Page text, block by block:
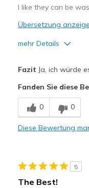
Sizing
I like they can be
Übersetzung
mehr Details
Comfortable
Geeignete
Casual Wear
Fazit Ja, ich würde
Fanden Sie diese
0 0
Diese Bewertung
5
The Best!